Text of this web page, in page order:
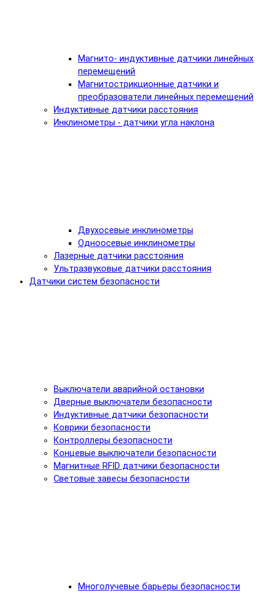
Магнито- индуктивные датчики линейных
перемещений
Магнитострикционные датчики и
преобразователи линейных перемещений
Индуктивные датчики расстояния
Инклинометры - датчики угла наклона
Двухосевые инклинометры
Одноосевые инклинометры
Лазерные датчики расстояния
Ультразвуковые датчики расстояния
Датчики систем безопасности
Выключатели аварийной остановки
Дверные выключатели безопасности
Индуктивные датчики безопасности
Коврики безопасности
Контроллеры безопасности
Концевые выключатели безопасности
Магнитные RFID датчики безопасности
Световые завесы безопасности
Многолучевые барьеры безопасности